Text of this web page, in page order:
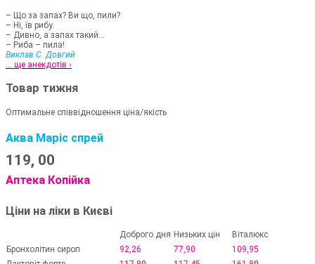
– Що за запах? Ви що, пили?
– Ні, їв рибу.
– Дивно, а запах такий...
– Риба – пила!
Виклав С. Довгий
... ще анекдотів ›
Товар тижня
Оптимальне співвідношення ціна/якість
Аква Маріс спрей
119, 00
Аптека Копійка
Ціни на ліки в Києві
Доброго дня Низьких цін
Віталюкс
Бронхолітин сироп
92,26 77,90
109,95